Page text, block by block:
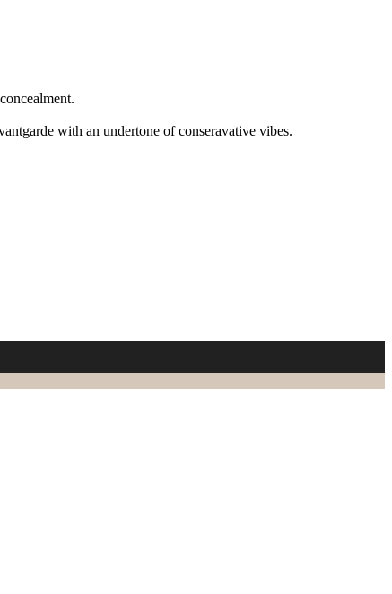
with an undertone of conseravative vibes.